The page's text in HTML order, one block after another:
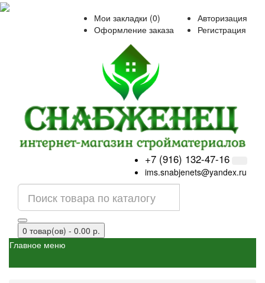
Авторизация
Регистрация
Мои закладки (0)
Оформление заказа
+7 (916) 132-47-16
ims.snabjenets@yandex.ru
0 товар(ов) - 0.00 р.
Главное меню